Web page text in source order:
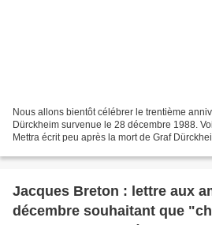
Nous allons bientôt célébrer le trentième
Dürckheim survenue le 28 décembre 1988.
Mettra écrit peu après la mort de Graf
Jacques Breton : lettre aux
décembre souhaitant que